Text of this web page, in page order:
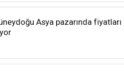
Asya pazarında